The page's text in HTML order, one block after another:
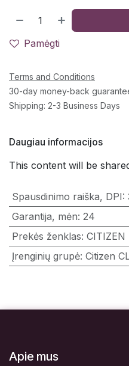
Pamėgti
Terms and Conditions
30-day money-back
Shipping: 2-3 Business Days
Daugiau informacijos
This content will be
Spausdinimo raiška, DPI:
Garantija, mėn: 24
Prekės ženklas: CITIZEN
Įrenginių grupė: Citizen
Apie mus